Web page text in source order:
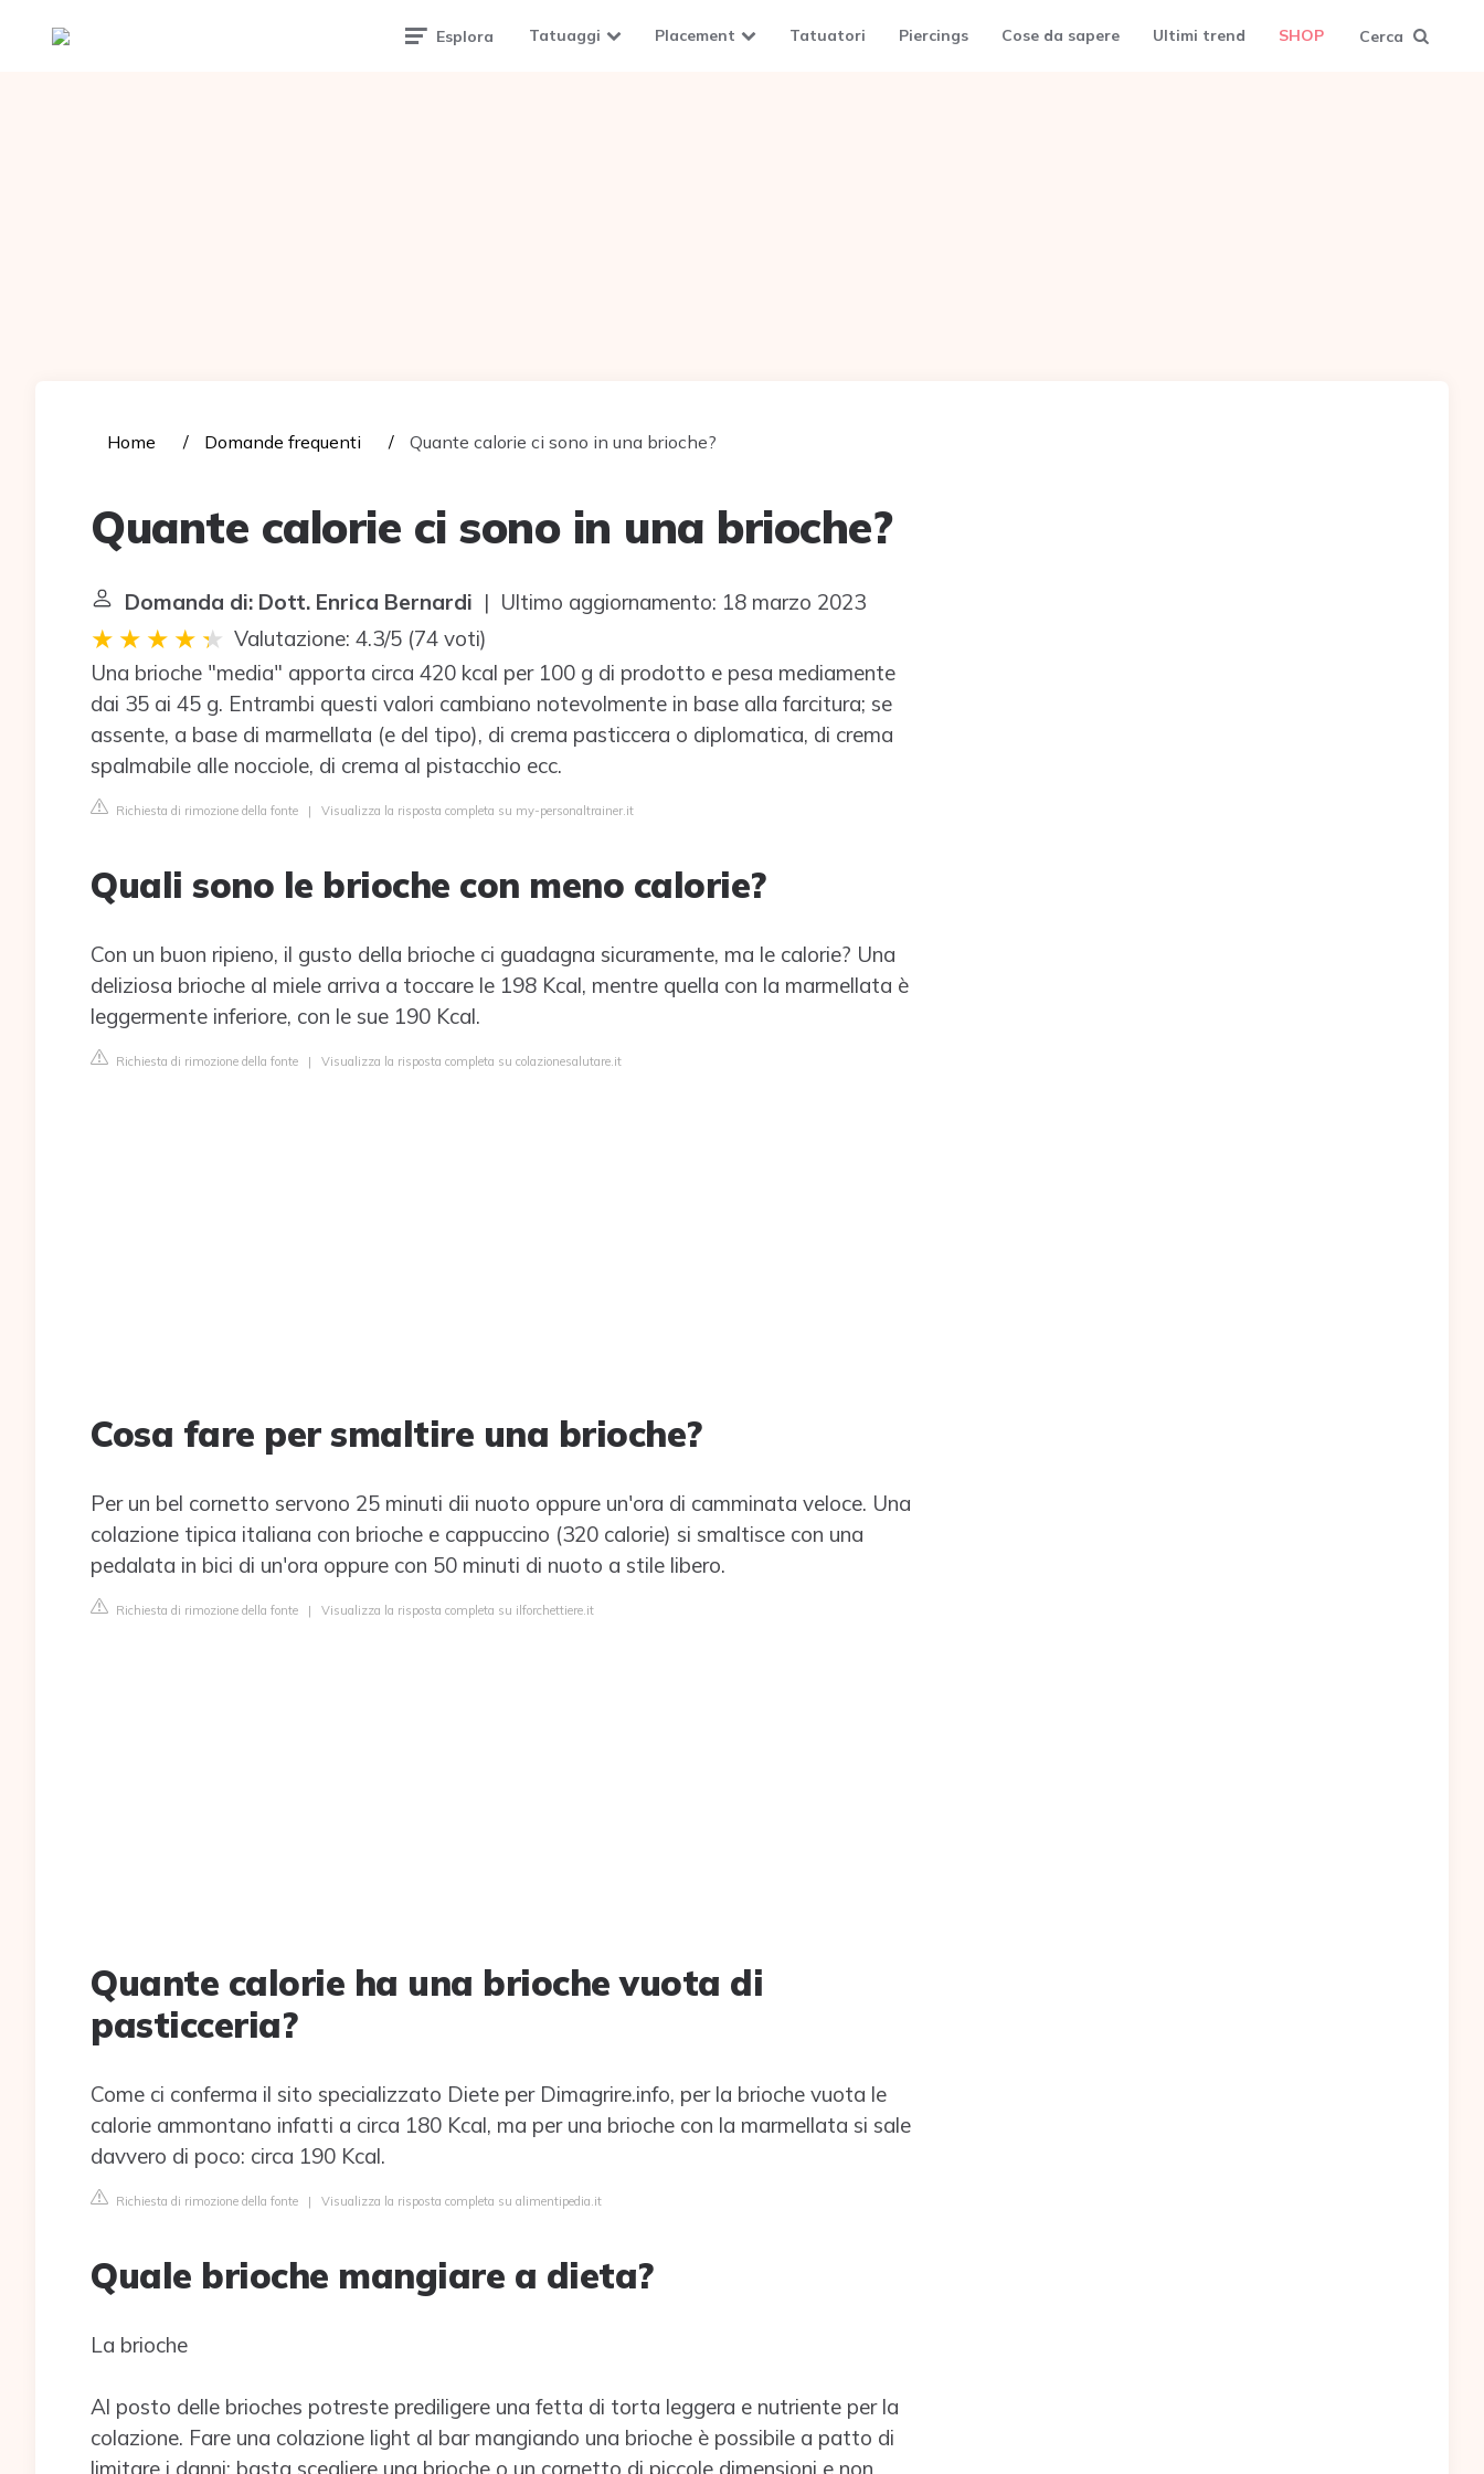
Tattoomuse.it Esplora Tatuaggi Placement Tatuatori Piercings Cose da sapere Ultimi trend SHOP Cerca
Home Domande frequenti Quante calorie ci sono in una brioche?
Quante calorie ci sono in una brioche?
Domanda di: Dott. Enrica Bernardi | Ultimo aggiornamento: 18 marzo 2023
Valutazione: 4.3/5 (74 voti)
Una brioche "media" apporta circa 420 kcal per 100 g di prodotto e pesa mediamente
dai 35 ai 45 g. Entrambi questi valori cambiano notevolmente in base alla farcitura; se
assente, a base di marmellata (e del tipo), di crema pasticcera o diplomatica, di crema
spalmabile alle nocciole, di crema al pistacchio ecc.
Richiesta di rimozione della fonte | Visualizza la risposta completa su my-personaltrainer.it
Quali sono le brioche con meno calorie?
Con un buon ripieno, il gusto della brioche ci guadagna sicuramente, ma le calorie? Una
deliziosa brioche al miele arriva a toccare le 198 Kcal, mentre quella con la marmellata è
leggermente inferiore, con le sue 190 Kcal.
Richiesta di rimozione della fonte | Visualizza la risposta completa su colazionesalutare.it
Cosa fare per smaltire una brioche?
Per un bel cornetto servono 25 minuti dii nuoto oppure un'ora di camminata veloce. Una
colazione tipica italiana con brioche e cappuccino (320 calorie) si smaltisce con una
pedalata in bici di un'ora oppure con 50 minuti di nuoto a stile libero.
Richiesta di rimozione della fonte | Visualizza la risposta completa su ilforchettiere.it
Quante calorie ha una brioche vuota di
pasticceria?
Come ci conferma il sito specializzato Diete per Dimagrire.info, per la brioche vuota le
calorie ammontano infatti a circa 180 Kcal, ma per una brioche con la marmellata si sale
davvero di poco: circa 190 Kcal.
Richiesta di rimozione della fonte | Visualizza la risposta completa su alimentipedia.it
Quale brioche mangiare a dieta?
La brioche
Al posto delle brioches potreste prediligere una fetta di torta leggera e nutriente per la
colazione. Fare una colazione light al bar mangiando una brioche è possibile a patto di
limitare i danni: basta scegliere una brioche o un cornetto di piccole dimensioni e non